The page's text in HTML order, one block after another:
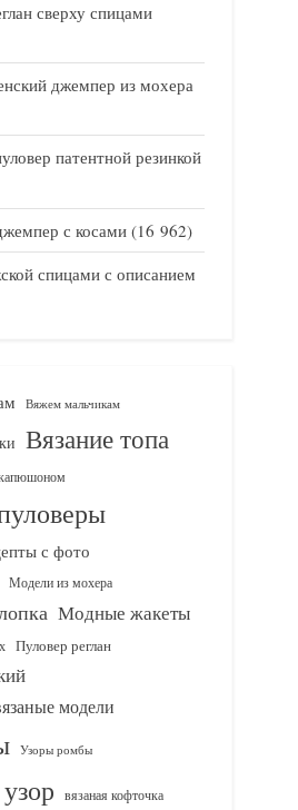
сверху спицами
джемпер из мохера
патентной резинкой
с косами (16 962)
спицами с описанием
Вяжем мальчикам
Вязание топа
с фото
Модели из мохера
Модные жакеты
Пуловер реглан
модели
Узоры ромбы
вязаная кофточка